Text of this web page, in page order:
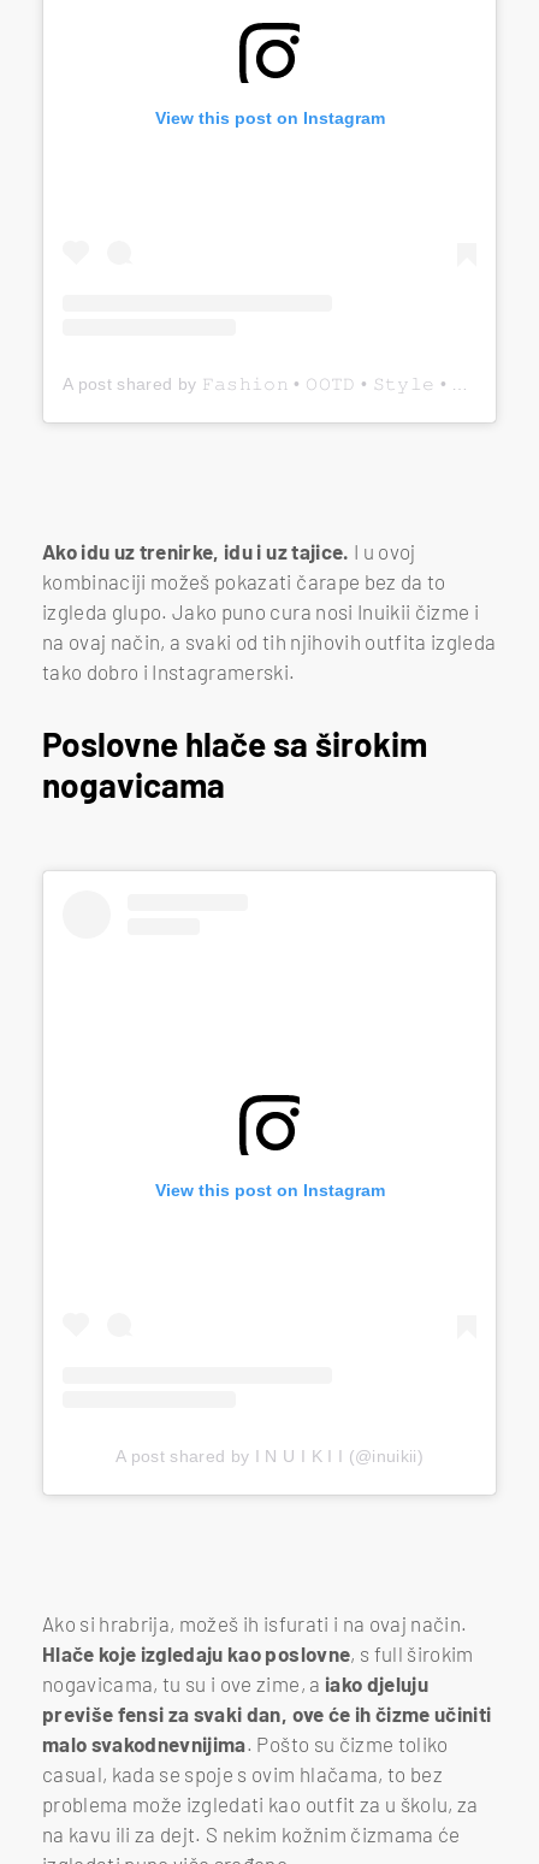
View this post on Instagram
Ako idu uz trenirke, idu i uz tajice. I u ovoj
kombinaciji možeš pokazati čarape bez da to
izgleda glupo. Jako puno cura nosi Inuikii čizme i
na ovaj način, a svaki od tih njihovih outfita izgleda
tako dobro i Instagramerski.
Poslovne hlače sa širokim
nogavicama
View this post on Instagram
A post shared by I N U I K I I (@inuikii)
Ako si hrabrija, možeš ih isfurati i na ovaj način.
Hlače koje izgledaju kao poslovne, s full širokim
nogavicama, tu su i ove zime, a iako djeluju
previše fensi za svaki dan, ove će ih čizme učiniti
malo svakodnevnijima. Pošto su čizme toliko
casual, kada se spoje s ovim hlačama, to bez
problema može izgledati kao outfit za u školu, za
na kavu ili za dejt. S nekim kožnim čizmama će